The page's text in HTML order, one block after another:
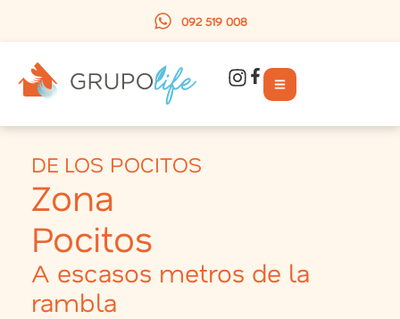
092 519 008
DE LOS POCITOS
Zona
Pocitos
A escasos metros de la
rambla